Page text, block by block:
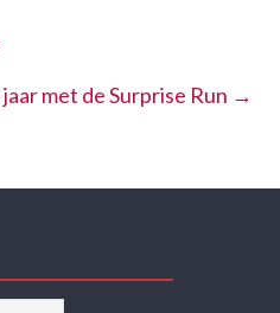
met de Surprise Run →